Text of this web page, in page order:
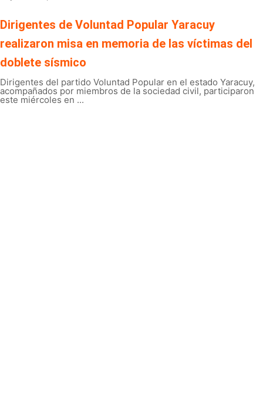
Dirigentes de Voluntad Popular Yaracuy
realizaron misa en memoria de las víctimas del
doblete sísmico
Dirigentes del partido Voluntad Popular en el estado Yaracuy,
acompañados por miembros de la sociedad civil, participaron
este miércoles en ...